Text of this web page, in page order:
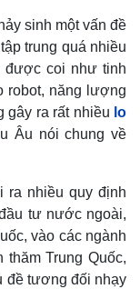
sinh một vấn đề
trung quá nhiều
được coi như tinh
robot, năng lượng
gây ra rất nhiều lo
Âu nói chung về
ra nhiều quy định
tư nước ngoài,
vào các ngành
thăm Trung Quốc,
đề tương đối nhạy